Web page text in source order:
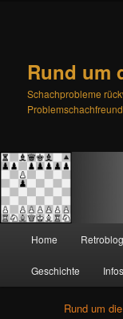
Rund um
Schachprobleme
Zum
primären
Inhalt
Zum
sekundären
Inhalt
Home Retroblog
Geschichte Infos
Rund um